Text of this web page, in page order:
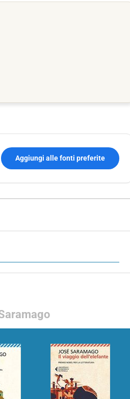
Aggiungi alle fonti preferite